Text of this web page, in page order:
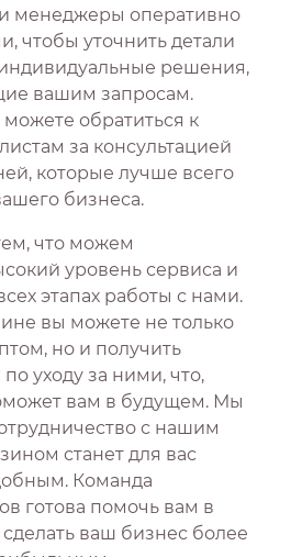
менеджеры оперативно
чтобы уточнить детали
решения,
вашим запросам.
обратиться к
за консультацией
которые лучше всего
бизнеса.
что можем
уровень сервиса и
этапах работы с нами.
вы можете не только
но и получить
уходу за ними, что,
вам в будущем. Мы
с нашим
станет для вас
Команда
готова помочь вам в
ваш бизнес более